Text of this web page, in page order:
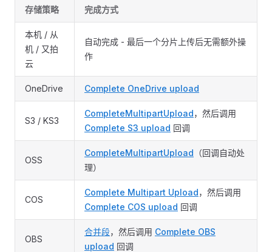
存储策略 完成方式
本机 / 从
机 / 又拍
云
自动完成 - 最后一个分片上传后无需额外操
作
OneDrive Complete OneDrive upload
S3 / KS3
CompleteMultipartUpload，然后调用
Complete S3 upload 回调
OSS
CompleteMultipartUpload （回调自动处
理）
COS
Complete Multipart Upload，然后调用
Complete COS upload 回调
OBS
合并段，然后调用 Complete OBS
upload 回调